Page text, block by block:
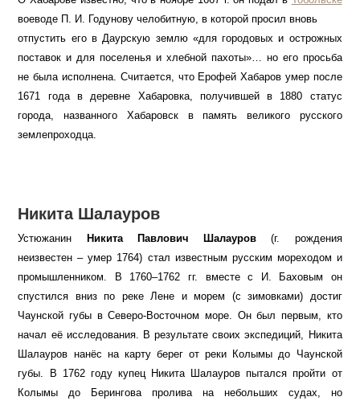
воеводе П. И. Годунову челобитную, в которой просил вновь
отпустить его в Даурскую землю «для городовых и острожных
поставок и для поселенья и хлебной пахоты»… но его просьба
не была исполнена. Считается, что Ерофей Хабаров умер после
1671 года в деревне Хабаровка, получившей в 1880 статус
города, названного Хабаровск в память великого русского
землепроходца.
Никита Шалауров
Устюжанин Никита Павлович Шалауров (г. рождения
неизвестен – умер 1764) стал известным русским мореходом и
промышленником. В 1760–1762 гг. вместе с И. Баховым он
спустился вниз по реке Лене и морем (с зимовками) достиг
Чаунской губы в Северо-Восточном море. Он был первым, кто
начал её исследования. В результате своих экспедиций, Никита
Шалауров нанёс на карту берег от реки Колымы до Чаунской
губы. В 1762 году купец Никита Шалауров пытался пройти от
Колымы до Берингова пролива на небольших судах, но